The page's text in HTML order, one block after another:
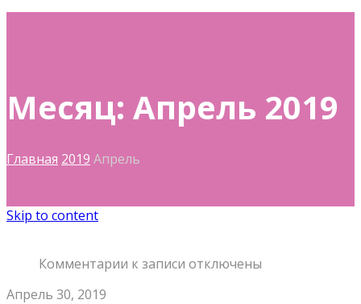
Месяц: Апрель 2019
Главная 2019 Апрель
Skip to content
Комментарии к записи отключены
Апрель 30, 2019